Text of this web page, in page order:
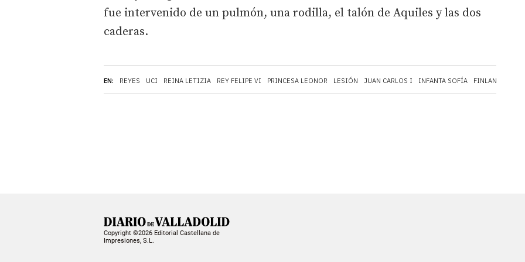
EN: REYES UCI REINA LETIZIA REY FELIPE VI PRINCESA LEONOR LESIÓN JUAN CARLOS I INFANTA SOFÍA FINLANDIA
fue intervenido de un pulmón, una rodilla, el talón de Aquiles y las dos
caderas.
Copyright ©2026 Editorial Castellana de
Impresiones, S.L.